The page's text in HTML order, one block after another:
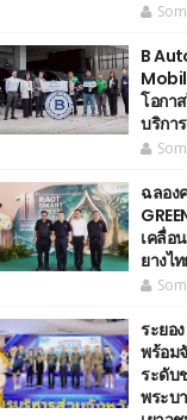
B
โอกา
บริกา
ฉลอง
เคลื่อ
ยางไ
ระยอ
พร้อม
ระดับ
พระบ